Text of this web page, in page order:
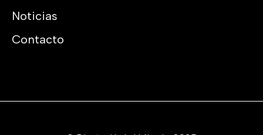
Noticias
Contacto